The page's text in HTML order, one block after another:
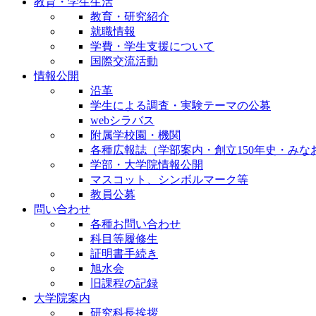
教育・研究紹介
就職情報
学費・学生支援について
国際交流活動
情報公開
沿革
学生による調査・実験テーマの公募
webシラバス
附属学校園・機関
各種広報誌（学部案内・創立150年史・みな
学部・大学院情報公開
マスコット、シンボルマーク等
教員公募
問い合わせ
各種お問い合わせ
科目等履修生
証明書手続き
旭水会
旧課程の記録
大学院案内
研究科長挨拶